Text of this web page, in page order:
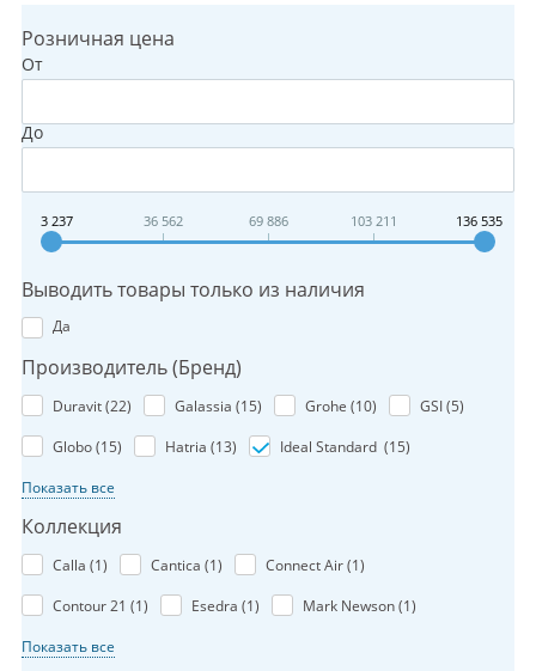
Розничная цена
От
До
3 237 36 562 69 886 103 211 136 535
Выводить товары только из наличия
Да
Производитель (Бренд)
Duravit (22) Galassia (15) Grohe (10) GSI (5)
Globo (15) Hatria (13) Ideal Standard (15)
Показать все
Коллекция
Calla (1) Cantica (1) Connect Air (1)
Contour 21 (1) Esedra (1) Mark Newson (1)
Показать все